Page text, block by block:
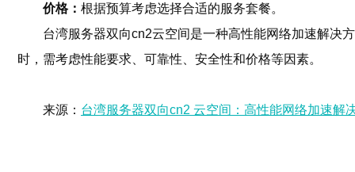
价格： 根据预算考虑选择合适的服务套餐。
台湾服务器双向cn2云空间是一种高性能网络加速解决
时，需考虑性能要求、可靠性、安全性和价格等因素。
来源： 台湾服务器双向cn2 云空间：高性能网络加速解